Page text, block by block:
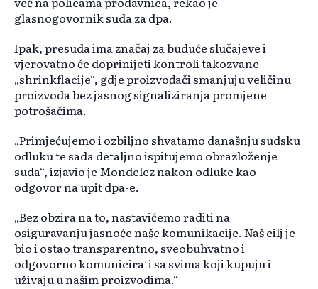
glasnogovornik suda za dpa.
Ipak, presuda ima značaj za buduće slučajeve i
vjerovatno će doprinijeti kontroli takozvane
„shrinkflacije“, gdje proizvođači smanjuju veličinu
proizvoda bez jasnog signaliziranja promjene
potrošačima.
„Primjećujemo i ozbiljno shvatamo današnju sudsku
odluku te sada detaljno ispituјemo obrazloženje
suda“, izjavio je Mondelez nakon odluke kao
odgovor na upit dpa-e.
„Bez obzira na to, nastavićemo raditi na
osiguravanju jasnoće naše komunikacije. Naš cilj je
bio i ostao transparentno, sveobuhvatno i
odgovorno komunicirati sa svima koji kupuju i
uživaju u našim proizvodima.“